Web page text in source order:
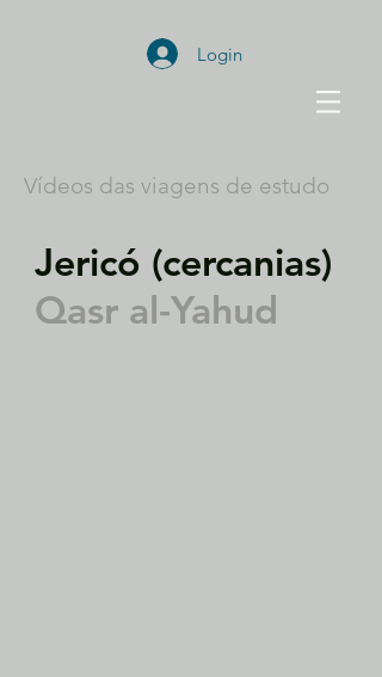
Login
Vídeos das viagens de estudo
Jericó (cercanias)
Qasr al-Yahud